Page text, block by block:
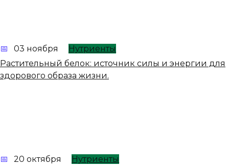
03 ноября
Нутриенты
Растительный белок: источник силы и энергии для
здорового образа жизни.
20 октября
Нутриенты